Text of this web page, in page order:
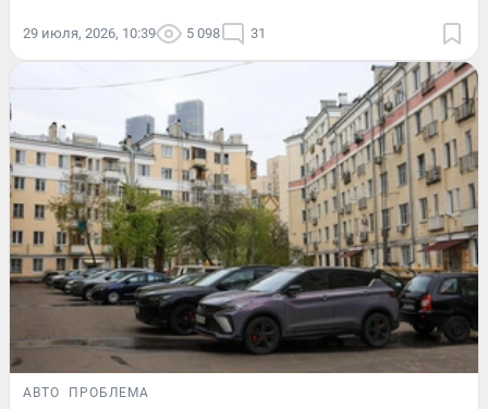
29 июля, 2026, 10:39 5 098 31
АВТО ПРОБЛЕМА